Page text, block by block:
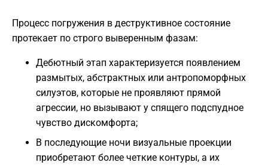
Процесс погружения в деструктивное состояние
протекает по строго выверенным фазам:
Дебютный этап характеризуется появлением
размытых, абстрактных или антропоморфных
силуэтов, которые не проявляют прямой
агрессии, но вызывают у спящего подспудное
чувство дискомфорта;
В последующие ночи визуальные проекции
приобретают более четкие контуры, а их